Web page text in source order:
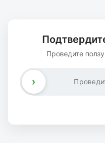
Проведите
›